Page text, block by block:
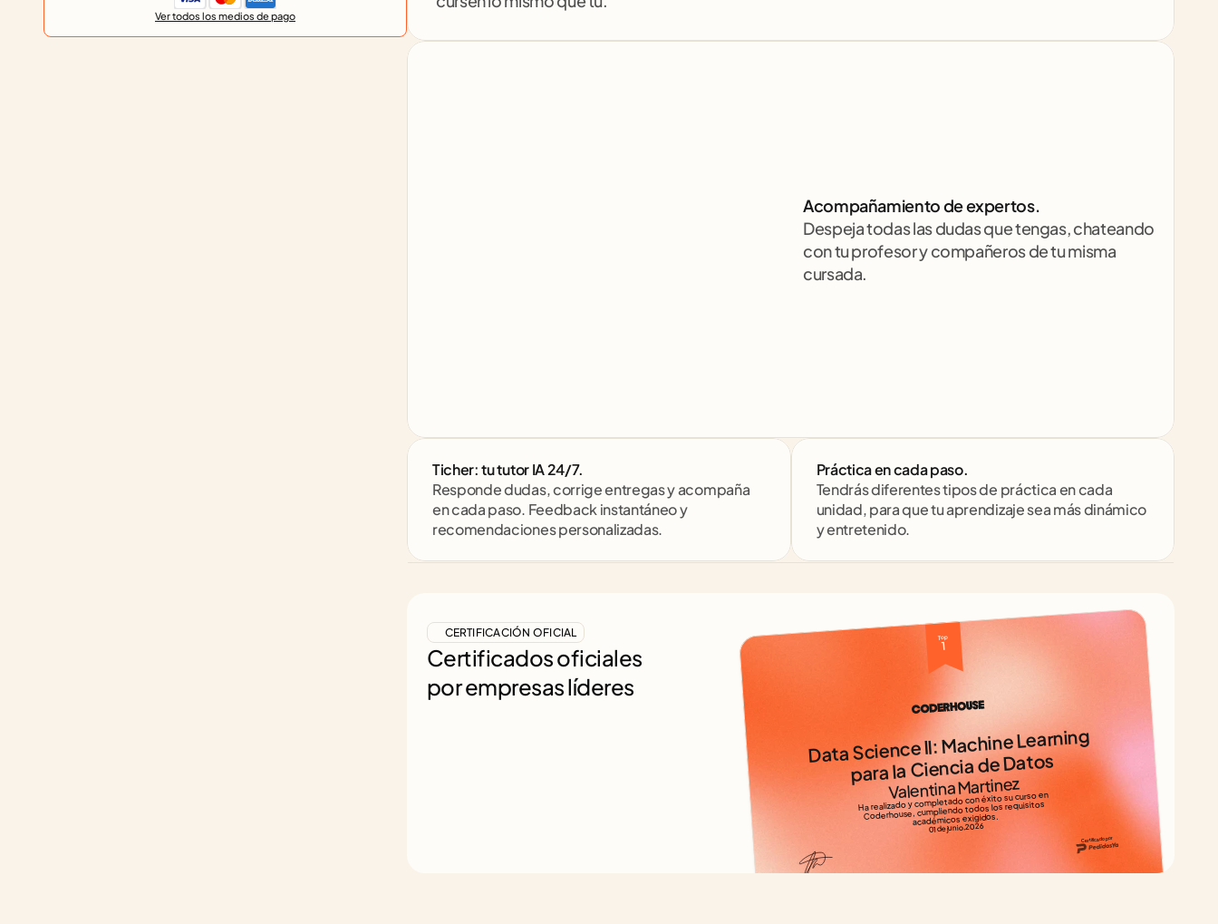
Ver todos los medios de pago
Acompañamiento de expertos.
Despeja todas las dudas que tengas, chateando
con tu profesor y compañeros de tu misma
cursada.
Ticher: tu tutor IA 24/7.
Responde dudas, corrige entregas y acompaña
en cada paso. Feedback instantáneo y
recomendaciones personalizadas.
Práctica en cada paso.
Tendrás diferentes tipos de práctica en cada
unidad, para que tu aprendizaje sea más dinámico
y entretenido.
CERTIFICACIÓN OFICIAL
Certificados oficiales
por empresas líderes
Top
1
Data Science II: Machine Learning
para la Ciencia de Datos
Valentina Martinez
Ha realizado y completado con éxito su curso en
Coderhouse, cumpliendo todos los requisitos
académicos exigidos.
01 de junio, 2026
Certificado por